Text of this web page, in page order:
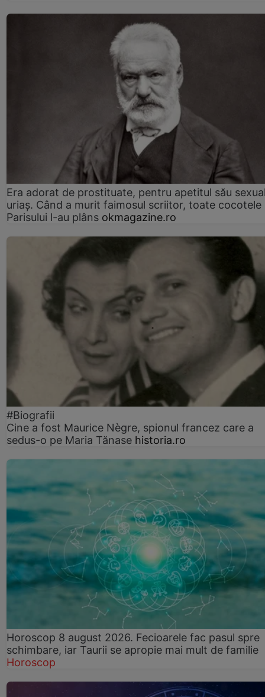
Era adorat de prostituate, pentru apetitul său
uriaș. Când a murit faimosul scriitor, toate cocotele
Parisului l-au plâns okmagazine.ro
#Biografii
Cine a fost Maurice Nègre, spionul francez care a
sedus-o pe Maria Tănase historia.ro
Horoscop 8 august 2026. Fecioarele fac pasul spre
schimbare, iar Taurii se apropie mai mult de familie
Horoscop